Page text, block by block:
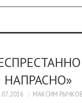
НАПРАСНО»
МАКСИМ